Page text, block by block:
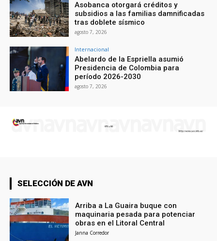
Asobanca otorgará créditos y
subsidios a las familias damnificadas
tras doblete sísmico
agosto 7, 2026
Internacional
Abelardo de la Espriella asumió
Presidencia de Colombia para
período 2026-2030
agosto 7, 2026
SELECCIÓN DE AVN
Arriba a La Guaira buque con
maquinaria pesada para potenciar
obras en el Litoral Central
Janna Corredor